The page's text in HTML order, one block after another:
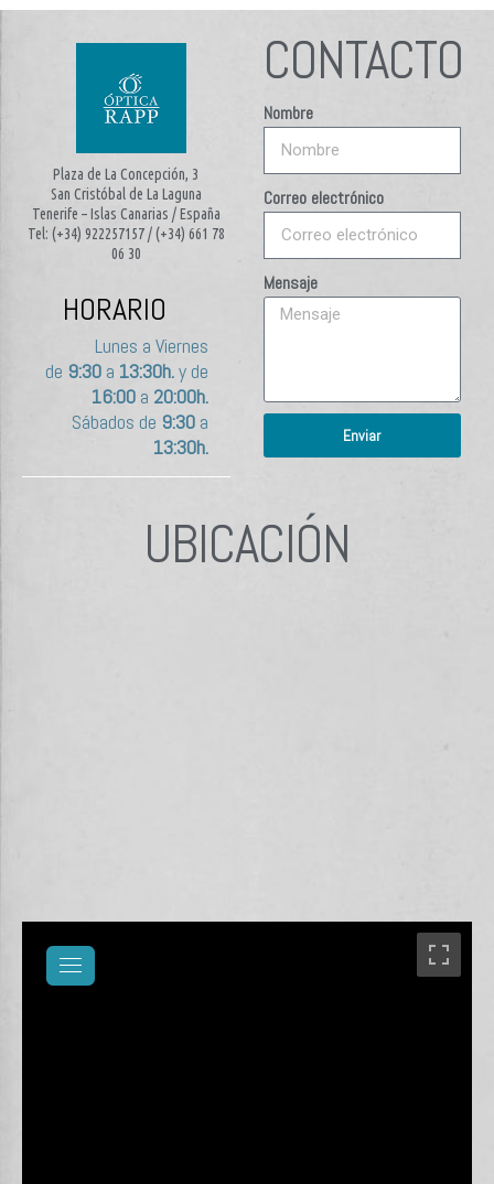
Plaza de La Concepción, 3
San Cristóbal de La Laguna
Tenerife – Islas Canarias / España
Tel: (+34) 922257157 / (+34) 661 78
06 30
HORARIO
Lunes a Viernes
de 9:30a 13:30h.y de
16:00a 20:00h.
Sábados de 9:30a
13:30h.
CONTACTO
Nombre
Correo electrónico
Mensaje
Enviar
UBICACIÓN